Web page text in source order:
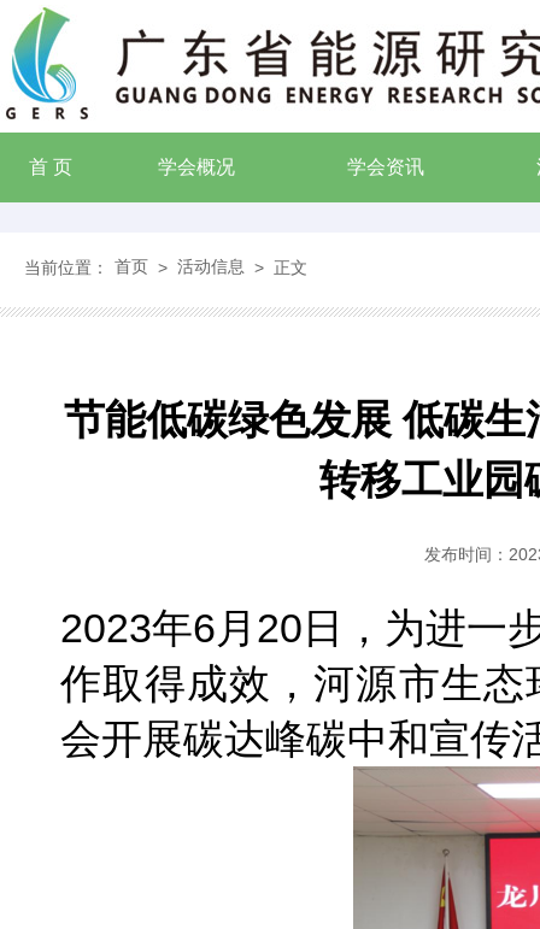
首 页 学会概况 学会资讯
当前位置： 首页 > 活动信息 > 正文
节能低碳绿色发展 低碳
转移工业园
发布时间：
2023年6月20日，为进一
作取得成效，河源市生
会开展碳达峰碳中和宣传